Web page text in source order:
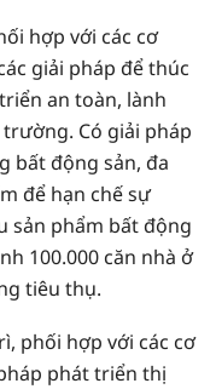
hợp với các cơ
giải pháp để thúc
an toàn, lành
Có giải pháp
bất động sản, đa
để hạn chế sự
sản phẩm bất động
100.000 căn nhà ở
tiêu thụ.
phối hợp với các cơ
phát triển thị